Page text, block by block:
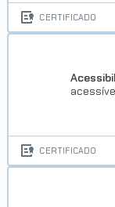
CERTIFICADO
CERTIFICADO